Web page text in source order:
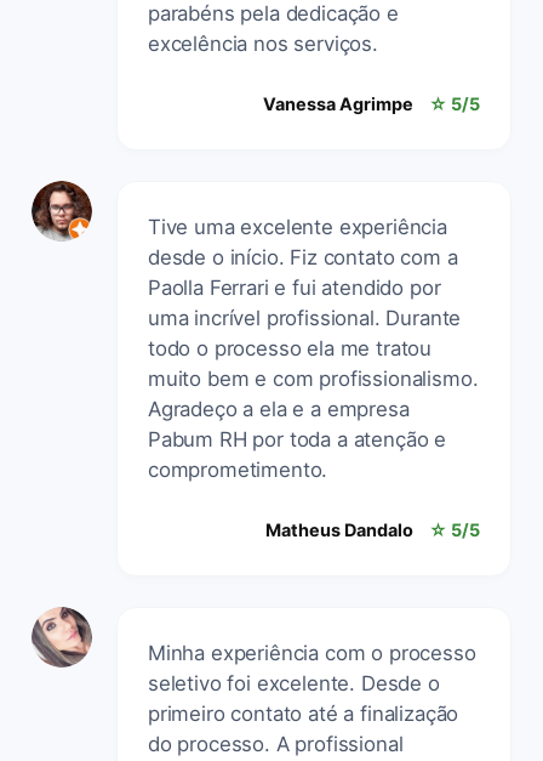
parabéns pela dedicação e
excelência nos serviços.
Vanessa Agrimpe ☆ 5/5
Tive uma excelente experiência
desde o início. Fiz contato com a
Paolla Ferrari e fui atendido por
uma incrível profissional. Durante
todo o processo ela me tratou
muito bem e com profissionalismo.
Agradeço a ela e a empresa
Pabum RH por toda a atenção e
comprometimento.
Matheus Dandalo ☆ 5/5
Minha experiência com o processo
seletivo foi excelente. Desde o
primeiro contato até a finalização
do processo. A profissional